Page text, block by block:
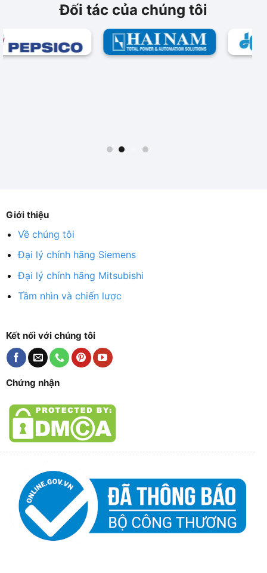
Đối tác của chúng tôi
Giới thiệu
Về chúng tôi
Đại lý chính hãng Siemens
Đại lý chính hãng Mitsubishi
Tầm nhìn và chiến lược
Kết nối với chúng tôi
Chứng nhận